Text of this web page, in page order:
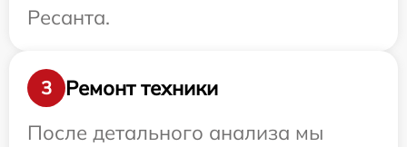
Ресанта.
3
Ремонт техники
После детального анализа мы